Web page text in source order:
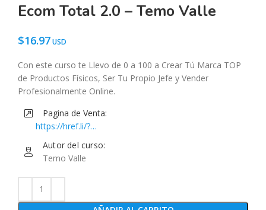
Ecom Total 2.0 – Temo Valle
$16.97
Con este curso te Llevo de 0 a 100 a Crear Tú Marca TOP
de Productos Físicos, Ser Tu Propio Jefe y Vender
Profesionalmente Online.
Pagina de Venta:
https://href.li/?
https://www.musihacks.com/offers/Xqvv5Thv/checkout
Autor del curso:
Temo Valle